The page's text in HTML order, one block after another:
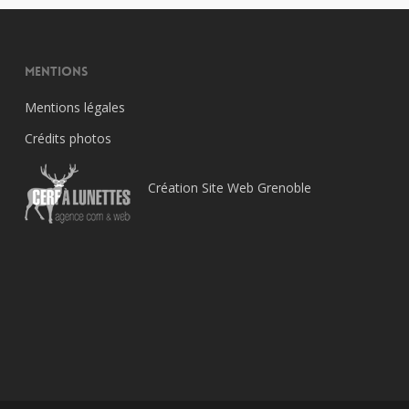
Mentions
Mentions légales
Crédits photos
Création Site Web Grenoble